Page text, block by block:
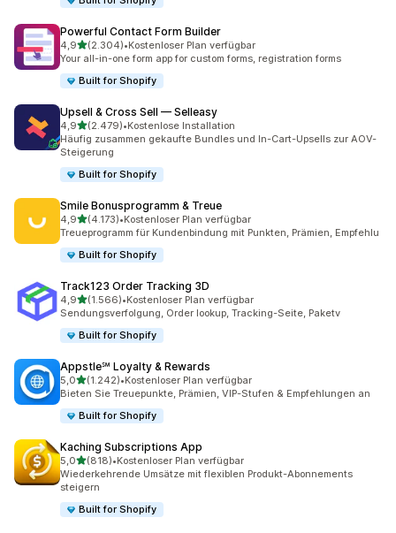
Powerful Contact Form Builder
4,9von 5 Sternen
(2.304)
2304 Rezensionen insgesamt
•Kostenloser Plan verfügbar
Your all-in-one form app for custom forms, registration forms
Built for Shopify
Upsell & Cross Sell — Selleasy
4,9von 5 Sternen
(2.479)
2479 Rezensionen insgesamt
•Kostenlose Installation
Häufig zusammen gekaufte Bundles und In-Cart-Upsells zur AOV-
Steigerung
Built for Shopify
Smile Bonusprogramm & Treue
4,9von 5 Sternen
(4.173)
4173 Rezensionen insgesamt
•Kostenloser Plan verfügbar
Treueprogramm für Kundenbindung mit Punkten, Prämien, Empfehlu
Built for Shopify
Track123 Order Tracking 3D
4,9von 5 Sternen
(1.566)
1566 Rezensionen insgesamt
•Kostenloser Plan verfügbar
Sendungsverfolgung, Order lookup, Tracking-Seite, Paketv
Built for Shopify
Appstle℠ Loyalty & Rewards
5,0von 5 Sternen
(1.242)
1242 Rezensionen insgesamt
•Kostenloser Plan verfügbar
Bieten Sie Treuepunkte, Prämien, VIP-Stufen & Empfehlungen an
Built for Shopify
Kaching Subscriptions App
5,0von 5 Sternen
(818)
818 Rezensionen insgesamt
•Kostenloser Plan verfügbar
Wiederkehrende Umsätze mit flexiblen Produkt-Abonnements
steigern
Built for Shopify